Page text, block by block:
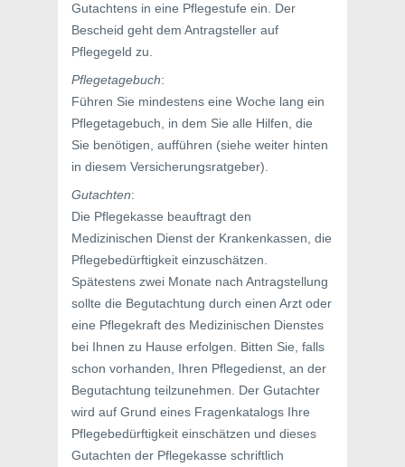
Gutachtens in eine Pflegestufe ein. Der
Bescheid geht dem Antragsteller auf
Pflegegeld zu.
Pflegetagebuch:
Führen Sie mindestens eine Woche lang ein
Pflegetagebuch, in dem Sie alle Hilfen, die
Sie benötigen, aufführen (siehe weiter hinten
in diesem Versicherungsratgeber).
Gutachten:
Die Pflegekasse beauftragt den
Medizinischen Dienst der Krankenkassen, die
Pflegebedürftigkeit einzuschätzen.
Spätestens zwei Monate nach Antragstellung
sollte die Begutachtung durch einen Arzt oder
eine Pflegekraft des Medizinischen Dienstes
bei Ihnen zu Hause erfolgen. Bitten Sie, falls
schon vorhanden, Ihren Pflegedienst, an der
Begutachtung teilzunehmen. Der Gutachter
wird auf Grund eines Fragenkatalogs Ihre
Pflegebedürftigkeit einschätzen und dieses
Gutachten der Pflegekasse schriftlich